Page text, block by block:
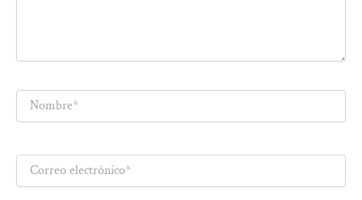
Nombre*
Correo
electrónico*